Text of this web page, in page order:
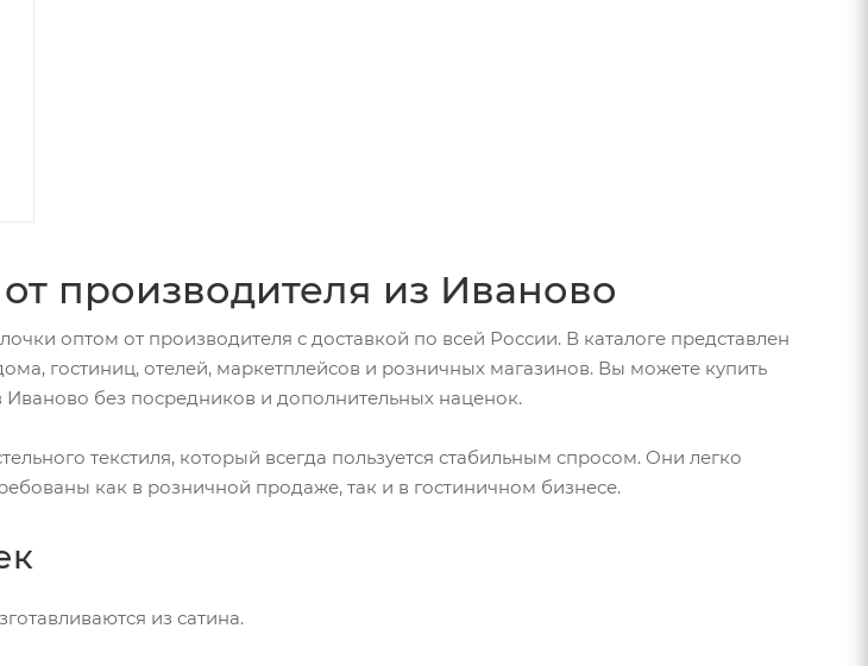
производителя из Иваново
оптом от производителя с доставкой по всей России. В каталоге представлен
гостиниц, отелей, маркетплейсов и розничных магазинов. Вы можете купить
без посредников и дополнительных наценок.
текстиля, который всегда пользуется стабильным спросом. Они легко
как в розничной продаже, так и в гостиничном бизнесе.
из сатина.